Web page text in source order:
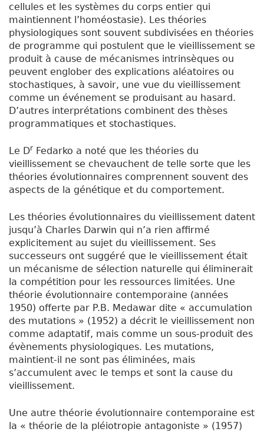
cellules et les systèmes du corps entier qui
maintiennent l’homéostasie). Les théories
physiologiques sont souvent subdivisées en théories
de programme qui postulent que le vieillissement se
produit à cause de mécanismes intrinsèques ou
peuvent englober des explications aléatoires ou
stochastiques, à savoir, une vue du vieillissement
comme un événement se produisant au hasard.
D’autres interprétations combinent des thèses
programmatiques et stochastiques.
Le Dr Fedarko a noté que les théories du
vieillissement se chevauchent de telle sorte que les
théories évolutionnaires comprennent souvent des
aspects de la génétique et du comportement.
Les théories évolutionnaires du vieillissement datent
jusqu’à Charles Darwin qui n’a rien affirmé
explicitement au sujet du vieillissement. Ses
successeurs ont suggéré que le vieillissement était
un mécanisme de sélection naturelle qui éliminerait
la compétition pour les ressources limitées. Une
théorie évolutionnaire contemporaine (années
1950) offerte par P.B. Medawar dite « accumulation
des mutations » (1952) a décrit le vieillissement non
comme adaptatif, mais comme un sous-produit des
évènements physiologiques. Les mutations,
maintient-il ne sont pas éliminées, mais
s’accumulent avec le temps et sont la cause du
vieillissement.
Une autre théorie évolutionnaire contemporaine est
la « théorie de la pléiotropie antagoniste » (1957)